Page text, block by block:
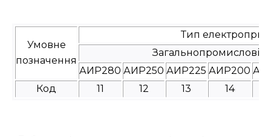
Умовне
позначення
Тип
Загальнопромислові
АИР280 АИР250 АИР225 АИР200
Код
11 12 13 14